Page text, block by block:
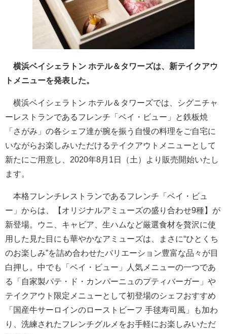
横浜ベイシェラトン ホテル＆タワーズは、新テイクアウ
トメニューを発表した。
横浜ベイシェラトン ホテル＆タワーズでは、シグニチャ
ーレストランであるフレンチ「ベイ・ビュー」と鉄板焼
「さがみ」の各シェフ達が腕を振う自慢の料理をご自宅に
いながらお楽しみいただけるテイクアウトメニューとして
新たにご用意し、2020年8月1日（土）より販売開始いたし
ます。
本格フレンチレストランであるフレンチ「ベイ・ビュ
ー」からは、【オリジナルアミューズの盛り合わせ9種】が
新登場。ウニ、キャビア、生ハムなど厳選食材を贅沢に使
用した見た目にも華やかなアミューズは、まさに“ひとくち
のお楽しみ”を詰め合わせたバリエーション豊富な品々が目
白押し。中でも「ベイ・ビュー」人気メニューの一つであ
る「自家製パテ・ド・カンパーニュのプティバーガー」や
テイクアウト限定メニューとして初登場のシェフおすすめ
「国産牛サーロインのローストビーフ 手毬寿司風」も加わ
り、洗練されたフレンチグルメをお手軽にお楽しみいただ